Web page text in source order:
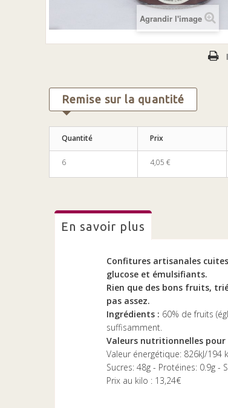
Agrandir l'image
Remise sur la quantité
Quantité Prix
6 4,05 €
en savoir plus
Confitures artisanales
glucose et émulsifiants.
Rien que des bons fruits,
pas assez.
Ingrédients : 60% de fruits
suffisamment.
Valeurs nutritionnelles pour
Valeur énergétique: 826kJ/
Sucres: 48g - Protéines: 0.9g -
Prix au kilo : 13,24€